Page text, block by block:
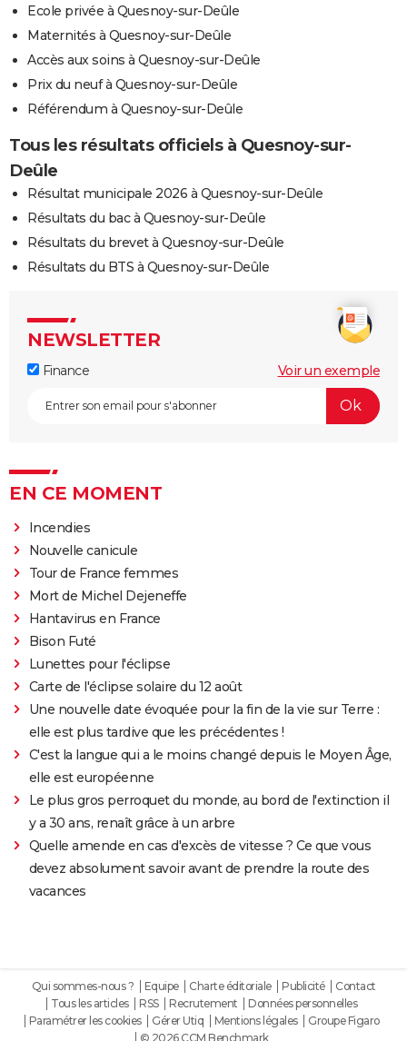
Ecole privée à Quesnoy-sur-Deûle
Maternités à Quesnoy-sur-Deûle
Accès aux soins à Quesnoy-sur-Deûle
Prix du neuf à Quesnoy-sur-Deûle
Référendum à Quesnoy-sur-Deûle
Tous les résultats officiels à Quesnoy-sur-
Deûle
Résultat municipale 2026 à Quesnoy-sur-Deûle
Résultats du bac à Quesnoy-sur-Deûle
Résultats du brevet à Quesnoy-sur-Deûle
Résultats du BTS à Quesnoy-sur-Deûle
NEWSLETTER
Finance Voir un exemple
EN CE MOMENT
Incendies
Nouvelle canicule
Tour de France femmes
Mort de Michel Dejeneffe
Hantavirus en France
Bison Futé
Lunettes pour l'éclipse
Carte de l'éclipse solaire du 12 août
Une nouvelle date évoquée pour la fin de la vie sur Terre :
elle est plus tardive que les précédentes !
C'est la langue qui a le moins changé depuis le Moyen Âge,
elle est européenne
Le plus gros perroquet du monde, au bord de l'extinction il
y a 30 ans, renaît grâce à un arbre
Quelle amende en cas d'excès de vitesse ? Ce que vous
devez absolument savoir avant de prendre la route des
vacances
Qui sommes-nous ? Equipe Charte éditoriale Publicité
Contact
Tous les articles
RSS Recrutement
Données personnelles
Paramétrer les cookies
Gérer Utiq Mentions légales
Groupe Figaro
© 2026 CCM Benchmark